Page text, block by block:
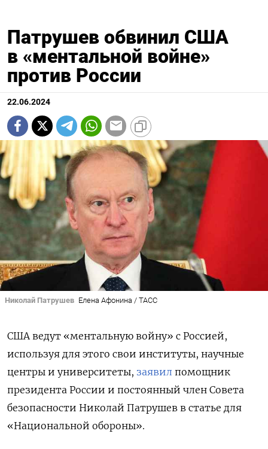
Патрушев обвинил США
в «ментальной войне»
против России
22.06.2024
Николай Патрушев Елена Афонина / ТАСС
США ведут «ментальную войну» с Россией,
используя для этого свои институты, научные
центры и университеты, заявил помощник
президента России и постоянный член Совета
безопасности Николай Патрушев в статье для
«Национальной обороны».